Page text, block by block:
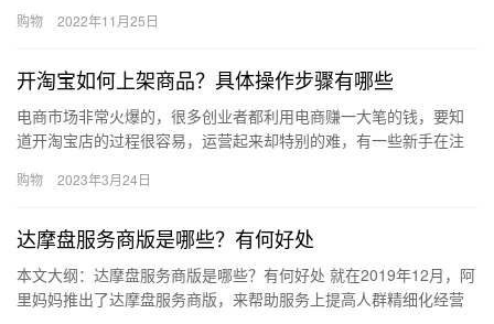
淘宝店…
购物 2022年11月25日
开淘宝如何上架商品？具体操作步骤有哪些
电商市场非常火爆的，很多创业者都利用电商赚一大笔的钱，要知
道开淘宝店的过程很容易，运营起来却特别的难，有一些新手在注
分享方…
购物 2023年3月24日
达摩盘服务商版是哪些？有何好处
本文大纲：达摩盘服务商版是哪些？有何好处 就在2019年12月，阿
里妈妈推出了达摩盘服务商版，来帮助服务上提高人群精细化经营